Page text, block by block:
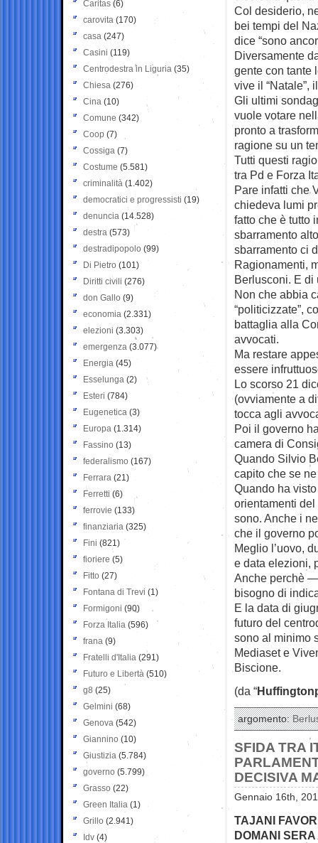
Col desiderio,
bei tempi del
dice “sono
Diversamente
gente con tante
vive il “Natale”,
Gli ultimi
vuole votare
pronto a
ragione su un
Tutti questi
tra Pd e Forza
Pare infatti che
chiedeva lumi
fatto che è tutto
sbarramento
sbarramento ci
Ragionamenti,
Berlusconi. E di
Non che abbia
“politicizzate”,
battaglia alla
avvocati.
Ma restare
essere
Lo scorso 21
(ovviamente a
tocca agli
Poi il governo
camera di
Quando Silvio
capito che se
Quando ha
orientamenti
sono. Anche i
che il governo
Meglio l’uovo,
e data elezioni,
Anche perchè
bisogno di
E la data di
futuro del
sono al minimo
Mediaset e
Biscione.
(da “
argomento:
SFIDA TRA
DECISIVA
Gennaio 16th,
TAJANI
DOMANI
Caritas (6)
carovita (170)
casa (247)
Casini (119)
Centrodestra in Liguria (35)
Chiesa (276)
Cina (10)
Comune (342)
Coop (7)
Cossiga (7)
Costume (5.581)
criminalità (1.402)
democratici e progressisti (19)
denuncia (14.528)
destra (573)
destradipopolo (99)
Di Pietro (101)
Diritti civili (276)
don Gallo (9)
economia (2.331)
elezioni (3.303)
emergenza (3.077)
Energia (45)
Esselunga (2)
Esteri (784)
Eugenetica (3)
Europa (1.314)
Fassino (13)
federalismo (167)
Ferrara (21)
Ferretti (6)
ferrovie (133)
finanziaria (325)
Fini (821)
fioriere (5)
Fitto (27)
Fontana di Trevi (1)
Formigoni (90)
Forza Italia (596)
frana (9)
Fratelli d'Italia (291)
Futuro e Libertà (510)
g8 (25)
Gelmini (68)
Genova (542)
Giannino (10)
Giustizia (5.784)
governo (5.799)
Grasso (22)
Green Italia (1)
Grillo (2.941)
Idv (4)